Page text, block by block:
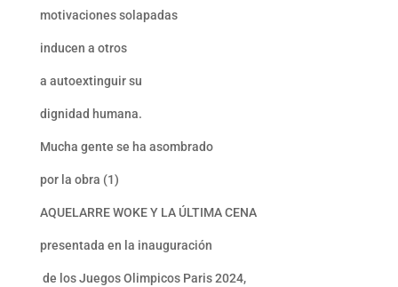
motivaciones solapadas
inducen a otros
a autoextinguir su
dignidad humana.
Mucha gente se ha asombrado
por la obra (1)
AQUELARRE WOKE Y LA ÚLTIMA CENA
presentada en la inauguración
de los Juegos Olimpicos Paris 2024,